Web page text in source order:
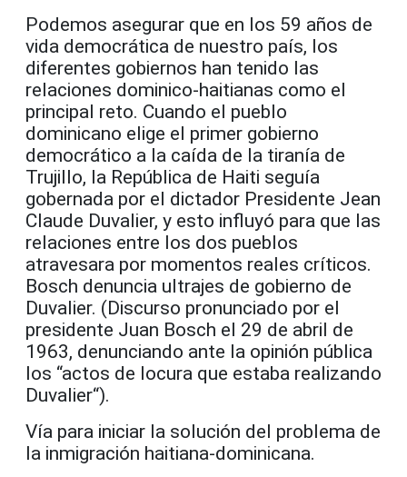
Podemos asegurar que en los 59 años de
vida democrática de nuestro país, los
diferentes gobiernos han tenido las
relaciones dominico-haitianas como el
principal reto. Cuando el pueblo
dominicano elige el primer gobierno
democrático a la caída de la tiranía de
Trujillo, la República de Haiti seguía
gobernada por el dictador Presidente Jean
Claude Duvalier, y esto influyó para que las
relaciones entre los dos pueblos
atravesara por momentos reales críticos.
Bosch denuncia ultrajes de gobierno de
Duvalier. (Discurso pronunciado por el
presidente Juan Bosch el 29 de abril de
1963, denunciando ante la opinión pública
los “actos de locura que estaba realizando
Duvalier“).
Vía para iniciar la solución del problema de
la inmigración haitiana-dominicana.